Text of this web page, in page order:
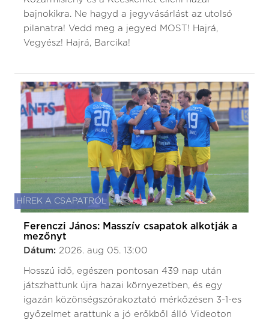
bajnokikra. Ne hagyd a jegyvásárlást az utolsó
pilanatra! Vedd meg a jegyed MOST! Hajrá,
Vegyész! Hajrá, Barcika!
HÍREK A CSAPATRÓL
Ferenczi János: Masszív csapatok alkotják a
mezőnyt
Dátum: 2026. aug 05. 13:00
Hosszú idő, egészen pontosan 439 nap után
játszhattunk újra hazai környezetben, és egy
igazán közönségszórakoztató mérkőzésen 3-1-es
győzelmet arattunk a jó erőkből álló Videoton